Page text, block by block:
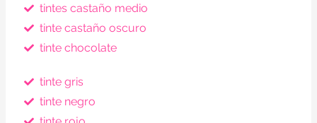
tintes castaño medio
tinte castaño oscuro
tinte chocolate
tinte gris
tinte negro